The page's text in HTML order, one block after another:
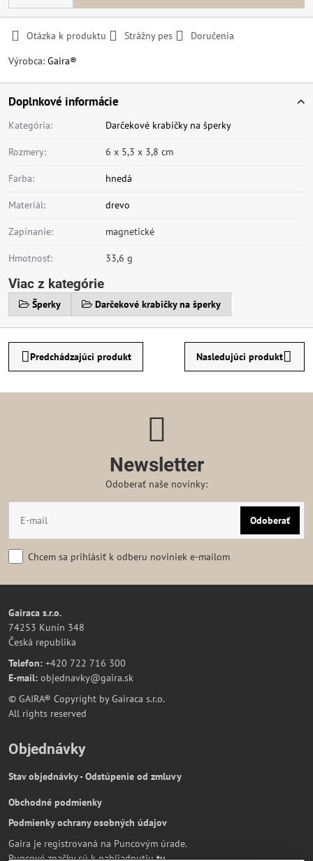
Otázka k produktu Strážny pes
Doručenia
Výrobca: Gaira®
Doplnkové informácie
Kategória: Darčekové krabičky na šperky
Rozmery: 6 x 5,3 x 3,8 cm
Farba: hnedá
Materiál: drevo
Zapínanie: magnetické
Hmotnosť: 33,6 g
Viac z kategórie
Šperky Darčekové krabičky na šperky
Predchádzajúci produkt Nasledujúci produkt
Newsletter
Odoberať naše novinky:
Odoberať
Chcem sa prihlásiť k odberu noviniek e-mailom
Gairaca s.r.o.
74253 Kunín 348
Česká republika
Telefon: +420 722 716 300
E-mail: objednavky@gaira.sk
© GAIRA® Copyright by Gairaca s.r.o.
All rights reserved
Objednávky
Stav objednávky - Odstúpenie od zmluvy
Obchodné podmienky
Podmienky ochrany osobných údajov
Gaira je registrovaná na Puncovým úrade.
Puncové značky sú k nahliadnutiutu.